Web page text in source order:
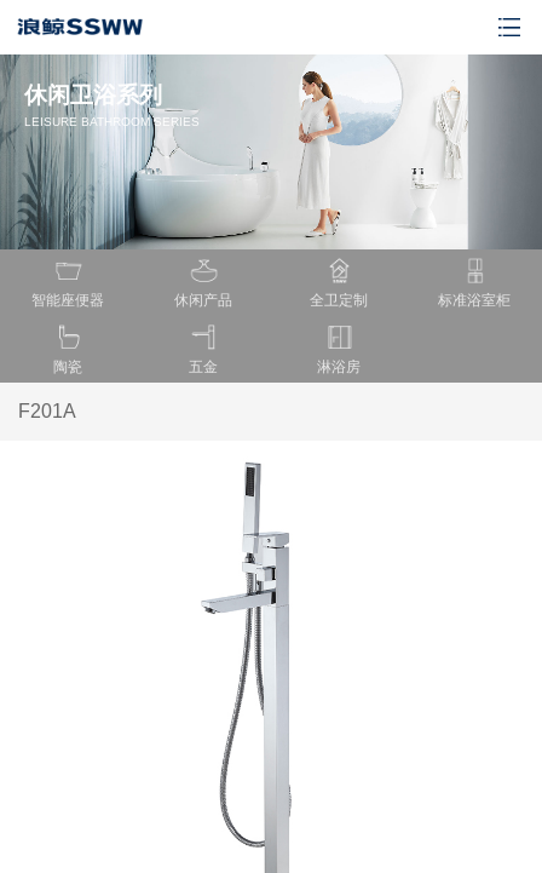
休闲卫浴系列
LEISURE BATHROOM SERIES
智能座便器 休闲产品 全卫定制 标准浴室柜
陶瓷 五金 淋浴房
F201A